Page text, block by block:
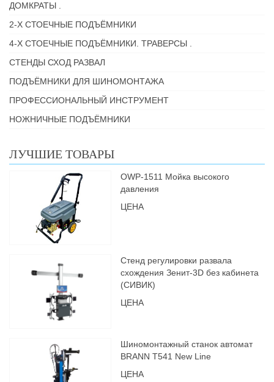
ДОМКРАТЫ .
2-Х СТОЕЧНЫЕ ПОДЪЁМНИКИ
4-Х СТОЕЧНЫЕ ПОДЪЁМНИКИ. ТРАВЕРСЫ .
СТЕНДЫ СХОД РАЗВАЛ
ПОДЪЁМНИКИ ДЛЯ ШИНОМОНТАЖА
ПРОФЕССИОНАЛЬНЫЙ ИНСТРУМЕНТ
НОЖНИЧНЫЕ ПОДЪЁМНИКИ
ЛУЧШИЕ ТОВАРЫ
OWP-1511 Мойка высокого
давления
ЦЕНА
Стенд регулировки развала
схождения Зенит-3D без кабинета
(СИВИК)
ЦЕНА
Шиномонтажный станок автомат
BRANN Т541 New Line
ЦЕНА